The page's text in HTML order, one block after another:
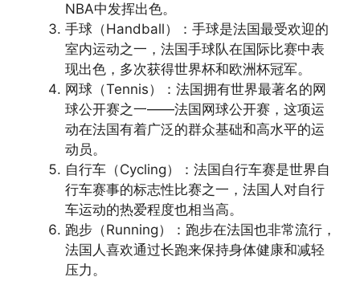
NBA中发挥出色。
手球（Handball）：手球是法国最受欢迎的
室内运动之一，法国手球队在国际比赛中表
现出色，多次获得世界杯和欧洲杯冠军。
网球（Tennis）：法国拥有世界最著名的网
球公开赛之一——法国网球公开赛，这项运
动在法国有着广泛的群众基础和高水平的运
动员。
自行车（Cycling）：法国自行车赛是世界自
行车赛事的标志性比赛之一，法国人对自行
车运动的热爱程度也相当高。
跑步（Running）：跑步在法国也非常流行，
法国人喜欢通过长跑来保持身体健康和减轻
压力。